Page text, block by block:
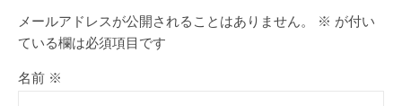
メールアドレスが公開されることはありません。 ※ が付い
ている欄は必須項目です
名前 ※